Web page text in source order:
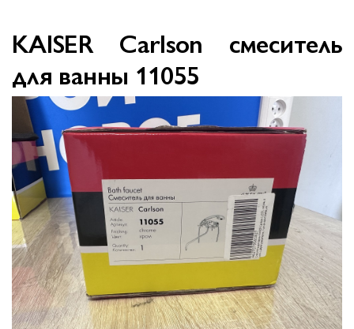
KAISER Carlson смеситель
для ванны 11055